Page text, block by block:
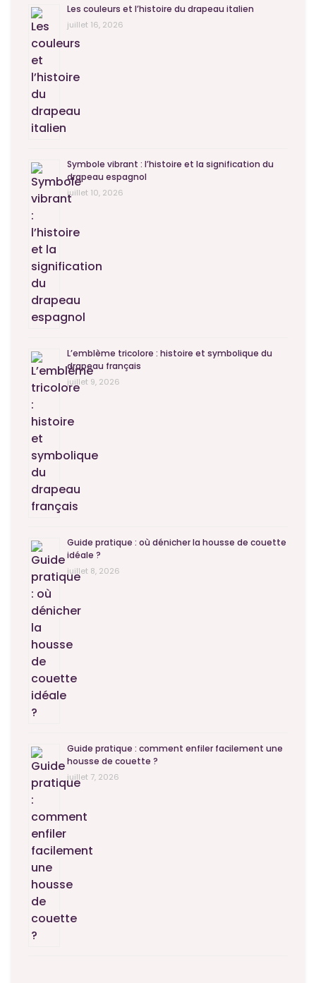
Les couleurs et l’histoire du drapeau italien
juillet 16, 2026
Symbole vibrant : l’histoire et la signification du
drapeau espagnol
juillet 10, 2026
L’emblème tricolore : histoire et symbolique du
drapeau français
juillet 9, 2026
Guide pratique : où dénicher la housse de couette
idéale ?
juillet 8, 2026
Guide pratique : comment enfiler facilement une
housse de couette ?
juillet 7, 2026